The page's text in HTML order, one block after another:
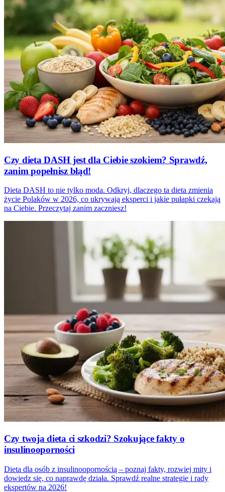
Czy dieta DASH jest dla Ciebie szokiem? Sprawdź,
zanim popełnisz błąd!
Dieta DASH to nie tylko moda. Odkryj, dlaczego ta dieta zmienia
życie Polaków w 2026, co ukrywają eksperci i jakie pułapki czekają
na Ciebie. Przeczytaj zanim zaczniesz!
Czy twoja dieta ci szkodzi? Szokujące fakty o
insulinooporności
Dieta dla osób z insulinoopornością – poznaj fakty, rozwiej mity i
dowiedz się, co naprawdę działa. Sprawdź realne strategie i rady
ekspertów na 2026!